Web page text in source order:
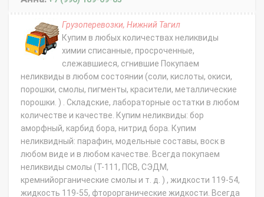
Грузоперевозки, Нижний Тагил
Купим в любых количествах неликвиды
химии списанные, просроченные,
слежавшиеся, сгнившие Покупаем
неликвиды в любом состоянии (соли, кислоты, окиси,
порошки, смолы, пигменты, красители, металлические
порошки. ) . Складские, лабораторные остатки в любом
количестве и качестве. Купим неликвиды: бор
аморфный, карбид бора, нитрид бора. Купим
неликвидный: парафин, модельные составы, воск в
любом виде и в любом качестве. Всегда покупаем
неликвиды смолы (Т-111, ПСВ, СЭДМ,
кремнийорганические смолы и т. д. ) , жидкости 119-54,
жидкость 119-55, фторорганические жидкости. Всегда